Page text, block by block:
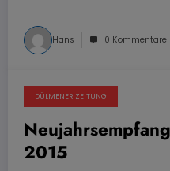
Hans 0 Kommentare
12. Januar 2014
DÜLMENER ZEITUNG
2015